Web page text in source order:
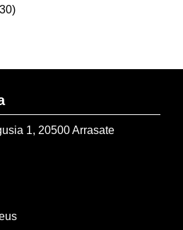
1, 20500 Arrasate